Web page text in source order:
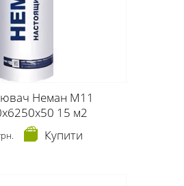
Неман М11
15 м2
Купити